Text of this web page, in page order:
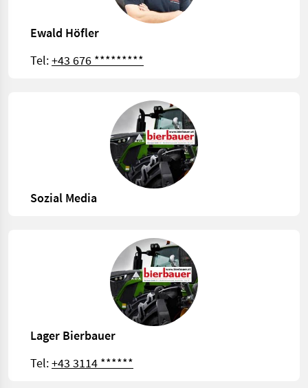
Ewald Höfler
Tel:+43 676 *********
Sozial Media
Lager Bierbauer
Tel:+43 3114 ******